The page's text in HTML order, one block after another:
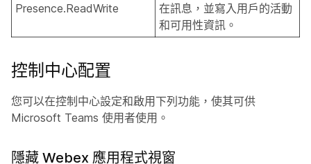
Presence.ReadWrite
在訊息，並寫入用戶的活動
和可用性資訊。
控制中心配置
您可以在控制中心設定和啟用下列功能，使其可供
Microsoft Teams 使用者使用。
隱藏 Webex 應用程式視窗